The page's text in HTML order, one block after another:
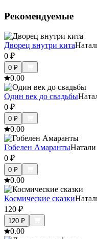
Рекомендуемые
Дворец внутри кита
0 ₽
0 ₽
0.00
Один век до свадьбы
0 ₽
0 ₽
0.00
Гобелен Амаранты
0 ₽
0 ₽
0.00
Космические сказки
120 ₽
120 ₽
0.00